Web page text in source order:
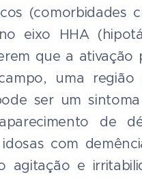
(comorbidades
eixo HHA
que a
uma
ser um
de
com
agitação e